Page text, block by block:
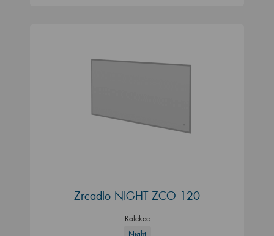
Zrcadlo NIGHT ZCO 120
Kolekce
Night